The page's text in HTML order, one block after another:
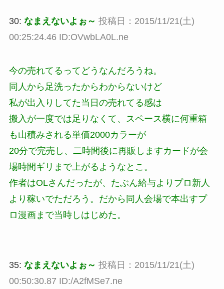
30: なまえないよぉ～ 投稿日：2015/11/21(土)
00:25:24.46 ID:OVwbLA0L.ne
今の売れてるってどうなんだろうね。
同人から足洗ったからわからないけど
私が出入りしてた当日の売れてる感は
搬入が一度では足りなくて、スペース横に何重箱
も山積みされる単価2000カラーが
20分で完売し、二時間後に再販しますカードが会
場時間ギリまで上がるようなとこ。
作者はOLさんだったが、たぶん給与よりプロ新人
より稼いでただろう。だから同人会場で本出すプ
ロ漫画まで当時しはじめた。
35: なまえないよぉ～ 投稿日：2015/11/21(土)
00:50:30.87 ID:/A2fMSe7.ne